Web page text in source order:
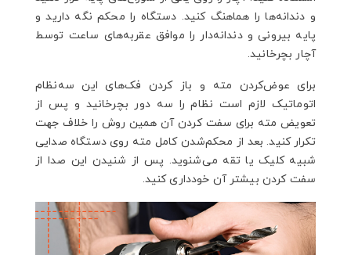
و دندانه‌ها را هماهنگ کنید. دستگاه را محکم نگه دارید و
پایه بیرونی و دندانه‌دار را موافق عقربه‌های ساعت توسط
آچار بچرخانید.
برای عوض‌کردن مته و باز کردن فک‌های این سه‌نظام
اتوماتیک لازم است نظام را سه دور بچرخانید و پس از
تعویض مته برای سفت کردن آن همین روش را خلاف جهت
تکرار کنید. بعد از محکم‌شدن کامل مته روی دستگاه صدایی
شبیه کلیک یا تقه می‌شنوید. پس از شنیدن این صدا از
سفت کردن بیشتر آن خودداری کنید.